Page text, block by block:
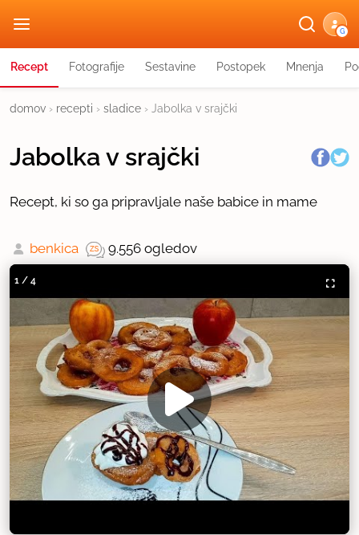
G
Recept Fotografije Sestavine Postopek Mnenja
domov › recepti › sladice › Jabolka v srajčki
Jabolka v srajčki
Recept, ki so ga pripravljale naše babice in mame
benkica 9.556 ogledov
1 / 4